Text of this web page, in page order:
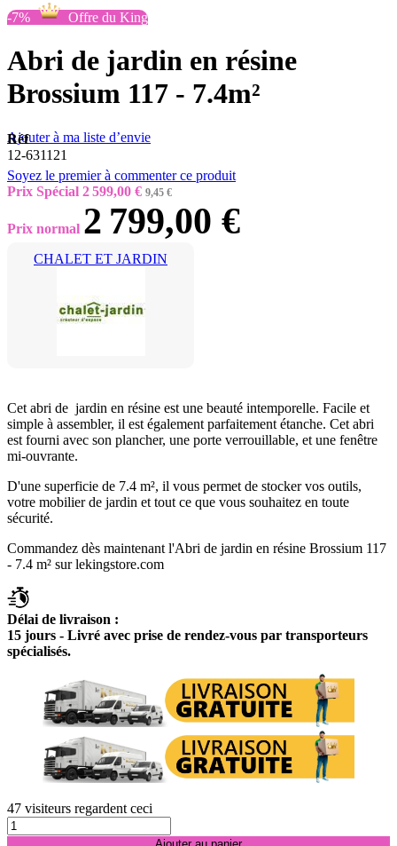
-7%
Offre du King
Abri de jardin en résine
Brossium 117 - 7.4m²
Ajouter à ma liste d’envie
Réf
12-631121
Soyez le premier à commenter ce produit
Prix Spécial 2 599,00 € 9,45 €
Prix normal 2 799,00 €
CHALET ET JARDIN
Cet abri de jardin en résine est une beauté intemporelle. Facile et
simple à assembler, il est également parfaitement étanche. Cet abri
est fourni avec son plancher, une porte verrouillable, et une fenêtre
mi-ouvrante.
D'une superficie de 7.4 m², il vous permet de stocker vos outils,
votre mobilier de jardin et tout ce que vous souhaitez en toute
sécurité.
Commandez dès maintenant l'Abri de jardin en résine Brossium 117
- 7.4 m² sur lekingstore.com
Délai de livraison :
15 jours - Livré avec prise de rendez-vous par transporteurs
spécialisés.
47 visiteurs regardent ceci